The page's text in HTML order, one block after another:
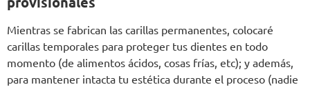
Mientras se fabrican las carillas permanentes, colocaré
carillas temporales para proteger tus dientes en todo
momento (de alimentos ácidos, cosas frías, etc); y además,
para mantener intacta tu estética durante el proceso (nadie